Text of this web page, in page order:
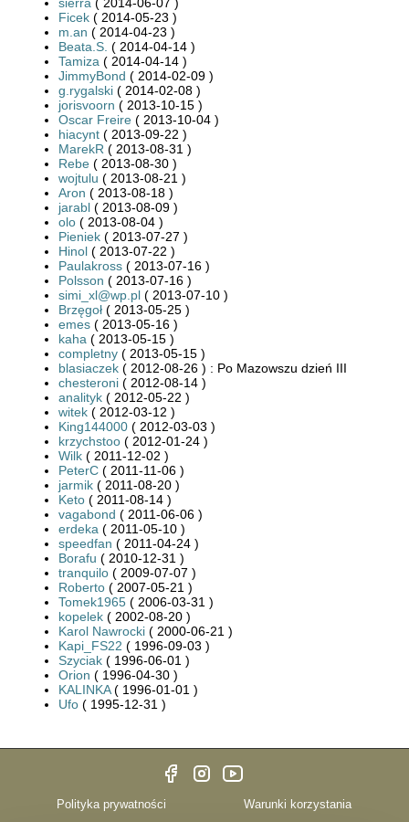
Ficek ( 2014-05-23 )
m.an ( 2014-04-23 )
Beata.S. ( 2014-04-14 )
Tamiza ( 2014-04-14 )
JimmyBond ( 2014-02-09 )
g.rygalski ( 2014-02-08 )
jorisvoorn ( 2013-10-15 )
Oscar Freire ( 2013-10-04 )
hiacynt ( 2013-09-22 )
MarekR ( 2013-08-31 )
Rebe ( 2013-08-30 )
wojtulu ( 2013-08-21 )
Aron ( 2013-08-18 )
jarabl ( 2013-08-09 )
olo ( 2013-08-04 )
Pieniek ( 2013-07-27 )
Hinol ( 2013-07-22 )
Paulakross ( 2013-07-16 )
Polsson ( 2013-07-16 )
simi_xl@wp.pl ( 2013-07-10 )
Brzęgoł ( 2013-05-25 )
emes ( 2013-05-16 )
kaha ( 2013-05-15 )
completny ( 2013-05-15 )
blasiaczek ( 2012-08-26 ) : Po Mazowszu dzień III
chesteroni ( 2012-08-14 )
analityk ( 2012-05-22 )
witek ( 2012-03-12 )
King144000 ( 2012-03-03 )
krzychstoo ( 2012-01-24 )
Wilk ( 2011-12-02 )
PeterC ( 2011-11-06 )
jarmik ( 2011-08-20 )
Keto ( 2011-08-14 )
vagabond ( 2011-06-06 )
erdeka ( 2011-05-10 )
speedfan ( 2011-04-24 )
Borafu ( 2010-12-31 )
tranquilo ( 2009-07-07 )
Roberto ( 2007-05-21 )
Tomek1965 ( 2006-03-31 )
kopelek ( 2002-08-20 )
Karol Nawrocki ( 2000-06-21 )
Kapi_FS22 ( 1996-09-03 )
Szyciak ( 1996-06-01 )
Orion ( 1996-04-30 )
KALINKA( 1996-01-01 )
Ufo ( 1995-12-31 )
Polityka prywatności Warunki korzystania